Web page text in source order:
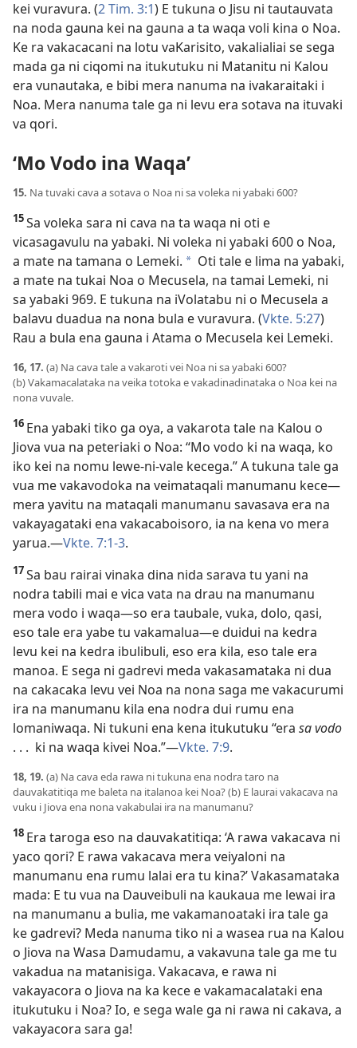
kei vuravura. (2 Tim. 3:1) E tukuna o Jisu ni tautauvata
na noda gauna kei na gauna a ta waqa voli kina o Noa.
Ke ra vakacacani na lotu vaKarisito, vakalialiai se sega
mada ga ni ciqomi na itukutuku ni Matanitu ni Kalou
era vunautaka, e bibi mera nanuma na ivakaraitaki i
Noa. Mera nanuma tale ga ni levu era sotava na ituvaki
va qori.
‘Mo Vodo ina Waqa’
15. Na tuvaki cava a sotava o Noa ni sa voleka ni yabaki 600?
15Sa voleka sara ni cava na ta waqa ni oti e
vicasagavulu na yabaki. Ni voleka ni yabaki 600 o Noa,
a mate na tamana o Lemeki. * Oti tale e lima na yabaki,
a mate na tukai Noa o Mecusela, na tamai Lemeki, ni
sa yabaki 969. E tukuna na iVolatabu ni o Mecusela a
balavu duadua na nona bula e vuravura. (Vkte. 5:27)
Rau a bula ena gauna i Atama o Mecusela kei Lemeki.
16, 17. (a) Na cava tale a vakaroti vei Noa ni sa yabaki 600?
(b) Vakamacalataka na veika totoka e vakadinadinataka o Noa kei na
nona vuvale.
16 Ena yabaki tiko ga oya, a vakarota tale na Kalou o
Jiova vua na peteriaki o Noa: “Mo vodo ki na waqa, ko
iko kei na nomu lewe-ni-vale kecega.” A tukuna tale ga
vua me vakavodoka na veimataqali manumanu kece—
mera yavitu na mataqali manumanu savasava era na
vakayagataki ena vakacaboisoro, ia na kena vo mera
yarua.—Vkte. 7:1-3.
17Sa bau rairai vinaka dina nida sarava tu yani na
nodra tabili mai e vica vata na drau na manumanu
mera vodo i waqa—so era taubale, vuka, dolo, qasi,
eso tale era yabe tu vakamalua—e duidui na kedra
levu kei na kedra ibulibuli, eso era kila, eso tale era
manoa. E sega ni gadrevi meda vakasamataka ni dua
na cakacaka levu vei Noa na nona saga me vakacurumi
ira na manumanu kila ena nodra dui rumu ena
lomaniwaqa. Ni tukuni ena kena itukutuku “era sa vodo
. . . ki na waqa kivei Noa.”—Vkte. 7:9.
18, 19. (a) Na cava eda rawa ni tukuna ena nodra taro na
dauvakatitiqa me baleta na italanoa kei Noa? (b) E laurai vakacava na
vuku i Jiova ena nona vakabulai ira na manumanu?
18 Era taroga eso na dauvakatitiqa: ‘A rawa vakacava ni
yaco qori? E rawa vakacava mera veiyaloni na
manumanu ena rumu lalai era tu kina?’ Vakasamataka
mada: E tu vua na Dauveibuli na kaukaua me lewai ira
na manumanu a bulia, me vakamanoataki ira tale ga
ke gadrevi? Meda nanuma tiko ni a wasea rua na Kalou
o Jiova na Wasa Damudamu, a vakavuna tale ga me tu
vakadua na matanisiga. Vakacava, e rawa ni
vakayacora o Jiova na ka kece e vakamacalataki ena
itukutuku i Noa? Io, e sega wale ga ni rawa ni cakava, a
vakayacora sara ga!